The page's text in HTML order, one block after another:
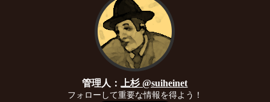
管理人：上杉 @suiheinet
フォローして重要な情報を得よう！